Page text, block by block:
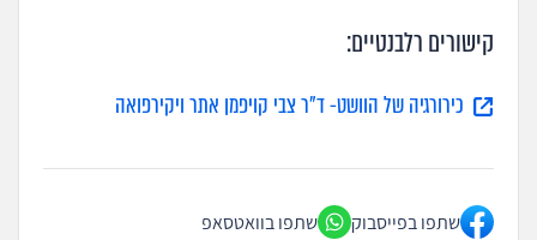
קישורים רלבנטיים:
כירורגיה של הוושט- ד"ר צבי קויפמן אתר ויקירפואה
שתפו בפייסבוק שתפו בוואטסאפ